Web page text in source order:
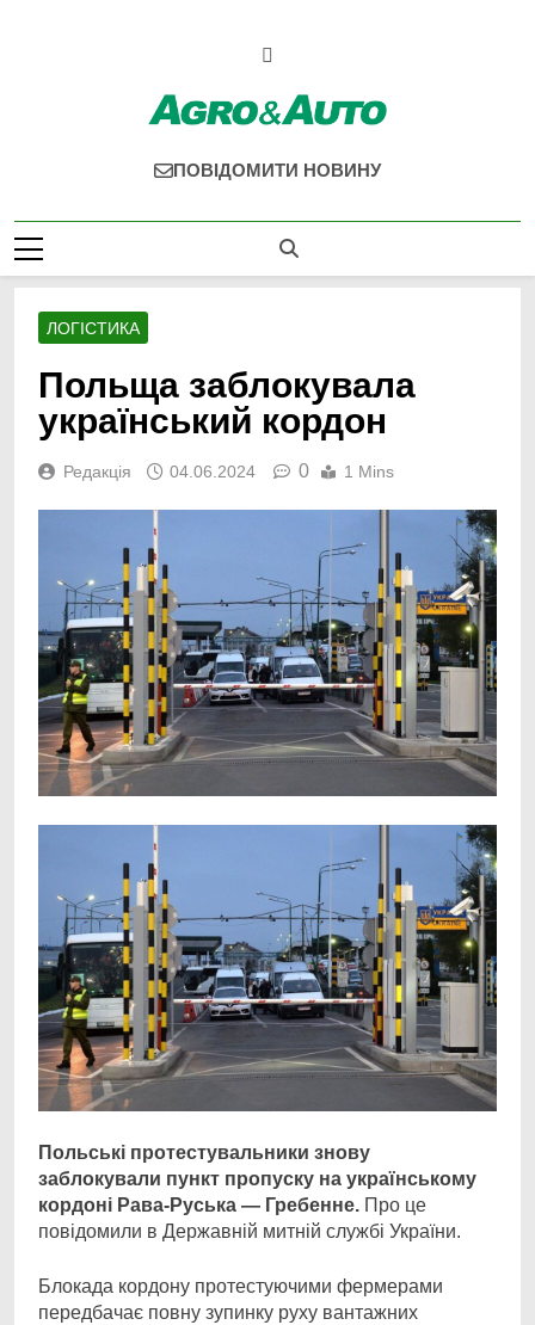
Agro & Auto
ПОВІДОМИТИ НОВИНУ
ЛОГІСТИКА
Польща заблокувала
український кордон
Редакція 04.06.2024 0 1 Mins
Польські протестувальники знову
заблокували пункт пропуску на українському
кордоні Рава-Руська — Гребенне. Про це
повідомили в Державній митній службі України.
Блокада кордону протестуючими фермерами
передбачає повну зупинку руху вантажних